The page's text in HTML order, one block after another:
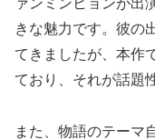
ァンミンヒョンが出
きな魅力です。彼の
てきましたが、本作
ており、それが話題
また、物語のテーマ